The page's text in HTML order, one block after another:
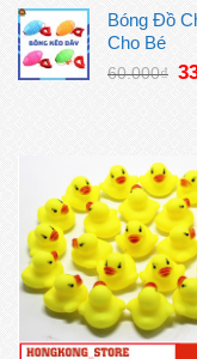
là:
Bóng Đồ
Cho Bé
60.000₫